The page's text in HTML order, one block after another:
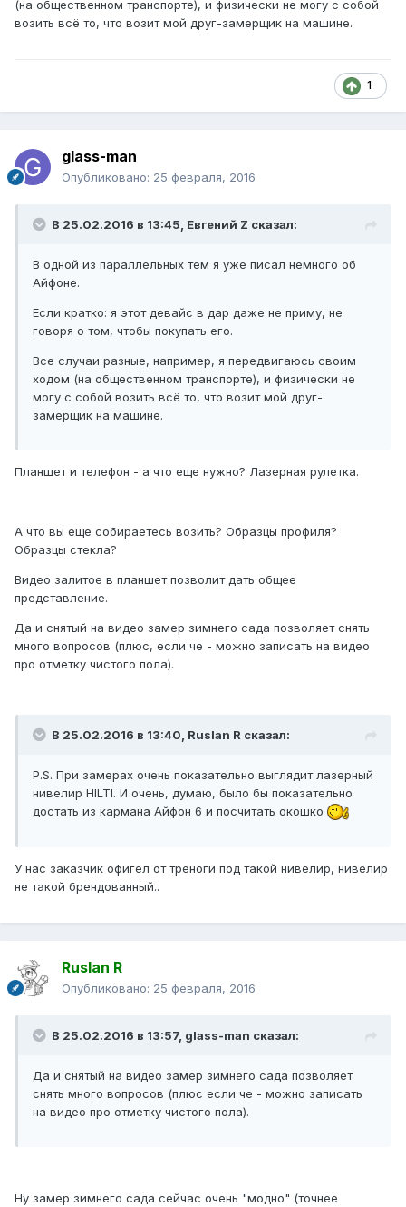
(на общественном транспорте), и физически не могу с собой
возить всё то, что возит мой друг-замерщик на машине.
1
glass-man
Опубликовано: 25 февраля, 2016
В 25.02.2016 в 13:45, Евгений Z сказал:
В одной из параллельных тем я уже писал немного об
Айфоне.
Если кратко: я этот девайс в дар даже не приму, не
говоря о том, чтобы покупать его.
Все случаи разные, например, я передвигаюсь своим
ходом (на общественном транспорте), и физически не
могу с собой возить всё то, что возит мой друг-
замерщик на машине.
Планшет и телефон - а что еще нужно? Лазерная рулетка.
А что вы еще собираетесь возить? Образцы профиля?
Образцы стекла?
Видео залитое в планшет позволит дать общее
представление.
Да и снятый на видео замер зимнего сада позволяет снять
много вопросов (плюс, если че - можно записать на видео
про отметку чистого пола).
В 25.02.2016 в 13:40, Ruslan R сказал:
P.S. При замерах очень показательно выглядит лазерный
нивелир HILTI. И очень, думаю, было бы показательно
достать из кармана Айфон 6 и посчитать окошко
У нас заказчик офигел от треноги под такой нивелир, нивелир
не такой брендованный..
Ruslan R
Опубликовано: 25 февраля, 2016
В 25.02.2016 в 13:57, glass-man сказал:
Да и снятый на видео замер зимнего сада позволяет
снять много вопросов (плюс если че - можно записать
на видео про отметку чистого пола).
Ну замер зимнего сада сейчас очень "модно" (точнее